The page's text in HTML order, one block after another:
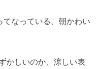
てなっている、朝かわい
かしいのか、涼しい表